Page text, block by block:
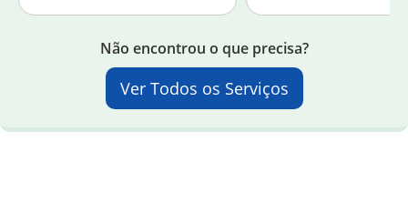
Não encontrou o que precisa?
Ver Todos os Serviços